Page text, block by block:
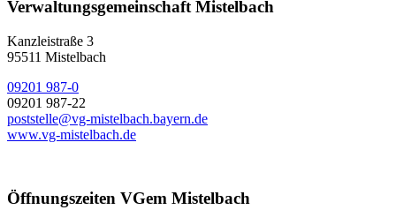
Verwaltungsgemeinschaft Mistelbach
Kanzleistraße 3
95511 Mistelbach
09201 987-0
09201 987-22
poststelle@vg-mistelbach.bayern.de
www.vg-mistelbach.de
Öffnungszeiten VGem Mistelbach